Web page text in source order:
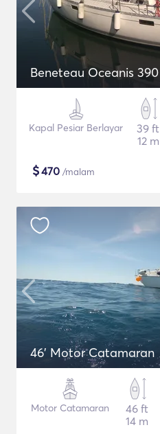
Beneteau Oceanis 390
Kapal Pesiar Berlayar
39 ft
12 m
$470 /malam
46' Motor Catamaran
Motor Catamaran
46 ft
14 m